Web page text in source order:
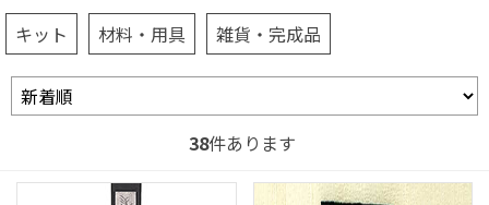
キット 材料・用具 雑貨・完成品
38件あります